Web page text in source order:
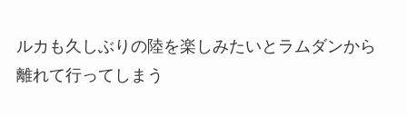
ルカも久しぶりの陸を楽しみたいとラムダンから
離れて行ってしまう